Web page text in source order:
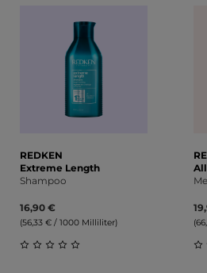
REDKEN
Extreme Length
Shampoo
16,90 €
(56,33 € / 1000 Milliliter)